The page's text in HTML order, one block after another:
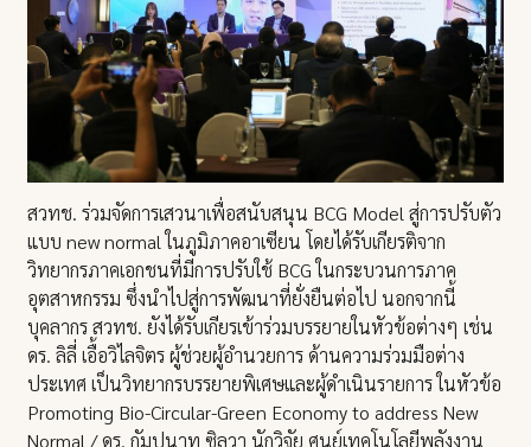
สวทช. ร่วมจัดการเสวนาเพื่อสนับสนุน BCG Model สู่การปรับตัว
แบบ new normal ในภูมิภาคอาเซียน โดยได้รับเกียรติจาก
วิทยากรภาคเอกชนที่มีการปรับใช้ BCG ในกระบวนการภาค
อุตสาหกรรม ซึ่งนำไปสู่การพัฒนาที่ยั่งยืนต่อไป นอกจากนี้
บุคลากร สวทช. ยังได้รับเกียรเข้าร่วมบรรยายในหัวข้อต่างๆ เช่น
ดร. ลิลี่ เอื้อวิไลจิตร ผู้ช่วยผู้อำนวยการ ด้านความร่วมมือต่าง
ประเทศ เป็นวิทยากรบรรยายพิเศษและผู้ดำเนินรายการ ในหัวข้อ
Promoting Bio-Circular-Green Economy to address New
Normal / ดร. กัมปนาท ซิลวา นักวิจัย ศูนย์เทคโนโลยีพลังงาน